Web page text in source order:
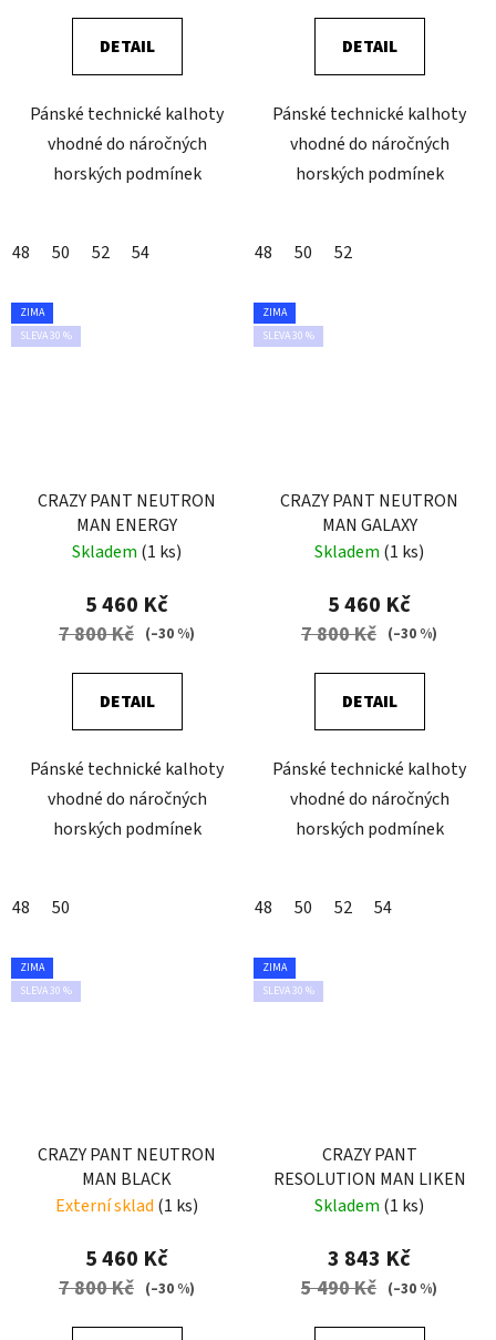
DETAIL
Pánské technické kalhoty
vhodné do náročných
horských podmínek
48 50 52 54
DETAIL
Pánské technické kalhoty
vhodné do náročných
horských podmínek
48 50 52
ZIMA
SLEVA 30 %
CRAZY PANT NEUTRON
MAN ENERGY
Skladem (1 ks)
5 460 Kč
7 800 Kč (–30 %)
DETAIL
Pánské technické kalhoty
vhodné do náročných
horských podmínek
48 50
ZIMA
SLEVA 30 %
CRAZY PANT NEUTRON
MAN GALAXY
Skladem (1 ks)
5 460 Kč
7 800 Kč (–30 %)
DETAIL
Pánské technické kalhoty
vhodné do náročných
horských podmínek
48 50 52 54
ZIMA
SLEVA 30 %
CRAZY PANT NEUTRON
MAN BLACK
Externí sklad (1 ks)
5 460 Kč
7 800 Kč (–30 %)
ZIMA
SLEVA 30 %
CRAZY PANT
RESOLUTION MAN LIKEN
Skladem (1 ks)
3 843 Kč
5 490 Kč (–30 %)